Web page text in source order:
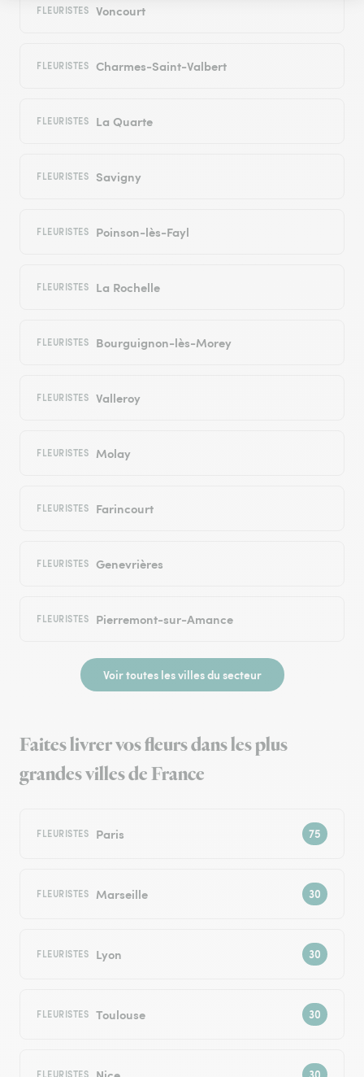
FLEURISTES Voncourt
FLEURISTES Charmes-Saint-Valbert
FLEURISTES La Quarte
FLEURISTES Savigny
FLEURISTES Poinson-lès-Fayl
FLEURISTES La Rochelle
FLEURISTES Bourguignon-lès-Morey
FLEURISTES Valleroy
FLEURISTES Molay
FLEURISTES Farincourt
FLEURISTES Genevrières
FLEURISTES Pierremont-sur-Amance
Voir toutes les villes du secteur
Faites livrer vos fleurs dans les plus
grandes villes de France
FLEURISTES Paris
FLEURISTES Marseille
FLEURISTES Lyon
FLEURISTES Toulouse
FLEURISTES